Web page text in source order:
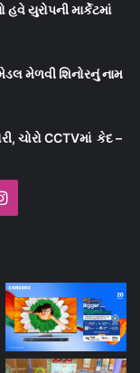
યુરોપની માર્કેટમાં
મેળવી શિનોરનું નામ
ચોરો CCTVમાં કેદ –
Instagram